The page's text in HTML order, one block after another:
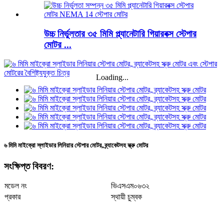
উচ্চ নির্ভুলতার ৩৫ মিমি প্ল্যানেটারি গিয়ারবক্স স্টেপার
মোটর ...
Loading...
৬ মিমি মাইক্রো স্লাইডার লিনিয়ার স্টেপার মোটর, ব্র্যাকেটসহ স্ক্রু মোটর
সংক্ষিপ্ত বিবরণ:
মডেল নং
ভিএসএম০৬৩২
প্রকার
স্থায়ী চুম্বক